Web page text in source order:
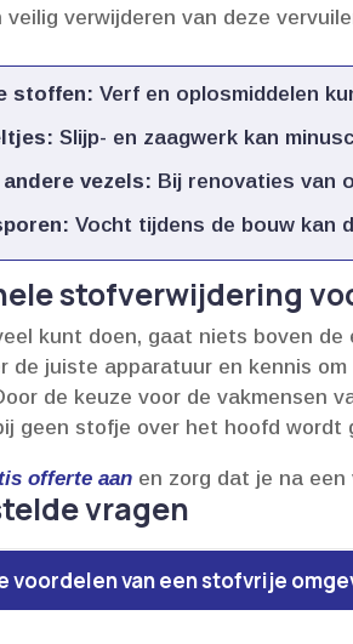
verwijderen van deze
stoffen: Verf en oplosmiddelen
Slijp- en zaagwerk kan
vezels: Bij renovaties van
Vocht tijdens de bouw kan
stofverwijdering
kunt doen, gaat niets boven
de juiste apparatuur en kennis
de keuze voor de vakmensen
geen stofje over het hoofd wordt
offerte aan en zorg dat je na
vragen
voordelen van een stofvrije